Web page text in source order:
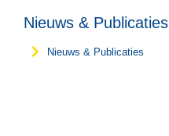
Nieuws & Publicaties
Je bent hier:
Nieuws & Publicaties